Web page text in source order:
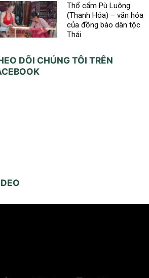
Thổ cẩm Pù Luông
(Thanh Hóa) – văn hóa
của đồng bào dân tộc
Thái
DÕI CHÚNG TÔI TRÊN